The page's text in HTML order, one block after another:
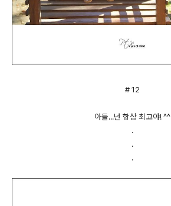
# 12
아들...넌 항상 최고야! ^^
.
.
.